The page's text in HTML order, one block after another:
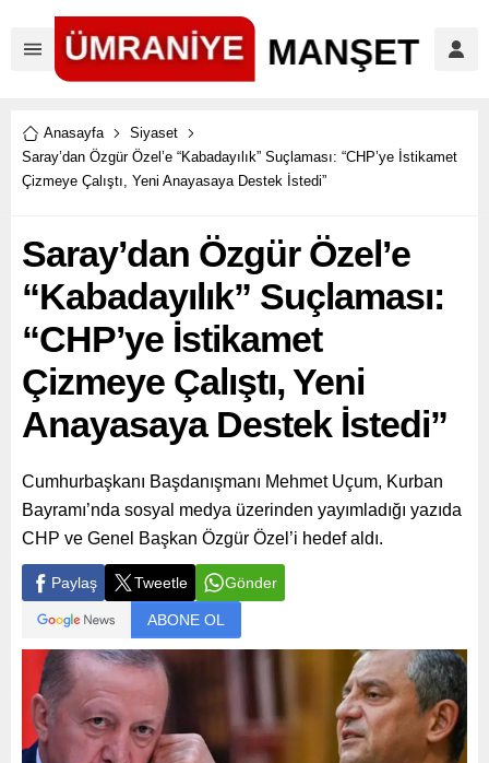
Anasayfa
Siyaset
Saray’dan Özgür Özel’e “Kabadayılık” Suçlaması: “CHP’ye İstikamet
Çizmeye Çalıştı, Yeni Anayasaya Destek İstedi”
Saray’dan Özgür Özel’e
“Kabadayılık” Suçlaması:
“CHP’ye İstikamet
Çizmeye Çalıştı, Yeni
Anayasaya Destek İstedi”
Cumhurbaşkanı Başdanışmanı Mehmet Uçum, Kurban
Bayramı’nda sosyal medya üzerinden yayımladığı yazıda
CHP ve Genel Başkan Özgür Özel’i hedef aldı.
Paylaş Tweetle Gönder
ABONE OL